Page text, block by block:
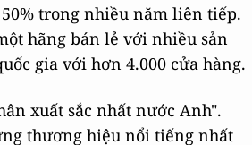
trong nhiều năm liên tiếp.
hãng bán lẻ với nhiều sản
gia với hơn 4.000 cửa hàng.
xuất sắc nhất nước Anh".
thương hiệu nổi tiếng nhất